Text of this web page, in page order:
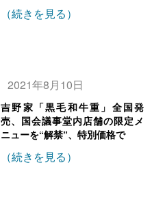
（続きを見る）
2021年8月10日
吉野家「黒毛和牛重」全国発
売、国会議事堂内店舗の限定メ
ニューを“解禁”、特別価格で
（続きを見る）